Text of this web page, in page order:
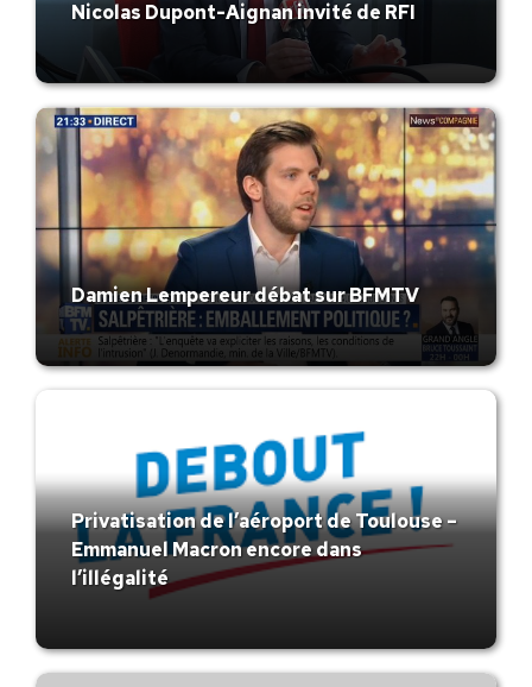
Nicolas Dupont-Aignan invité de RFI
Damien Lempereur débat sur BFMTV
Privatisation de l’aéroport de Toulouse –
Emmanuel Macron encore dans
l’illégalité